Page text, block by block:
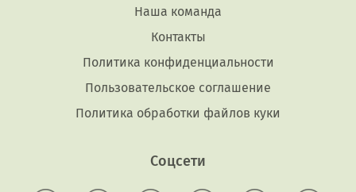
Наша команда
Контакты
Политика конфиденциальности
Пользовательское соглашение
Политика обработки файлов куки
Соцсети